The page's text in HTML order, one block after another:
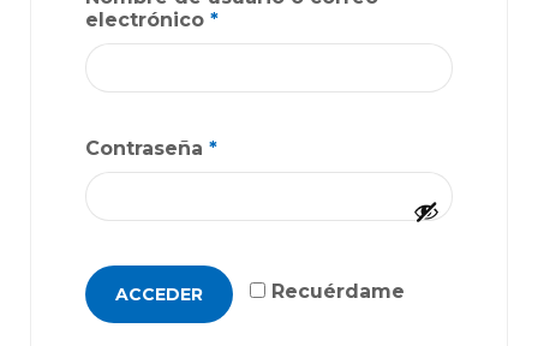
electrónico *
Contraseña *
Recuérdame
ACCEDER